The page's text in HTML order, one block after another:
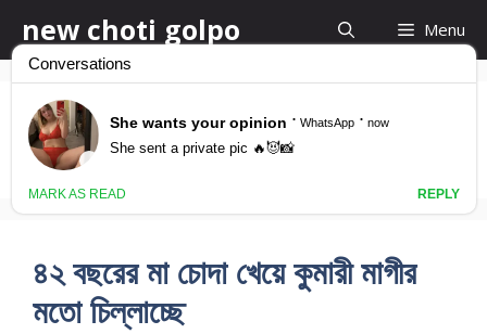
to
content
new choti golpo Menu
choti ma
৪২ বছরের মা চোদা খেয়ে কুমারী মাগীর
মতো চিল্লাচ্ছে